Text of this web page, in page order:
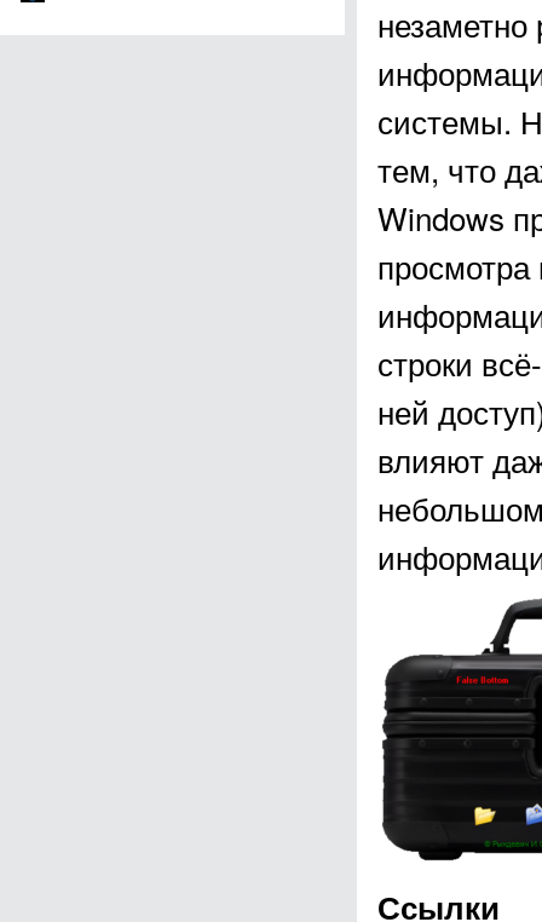
системы.
тем, что
Windows
строки
ней
влияют
Ссылки